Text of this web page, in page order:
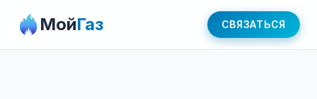
МойГаз СВЯЗАТЬСЯ